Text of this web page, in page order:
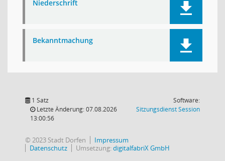
Niederschrift
Bekanntmachung
1 Satz
Letzte Änderung: 07.08.2026
13:00:56
Software:
SitzungsdienstSession(Wird in
© 2023 Stadt Dorfen
Impressum
Datenschutz
Umsetzung:digitalfabriX GmbH